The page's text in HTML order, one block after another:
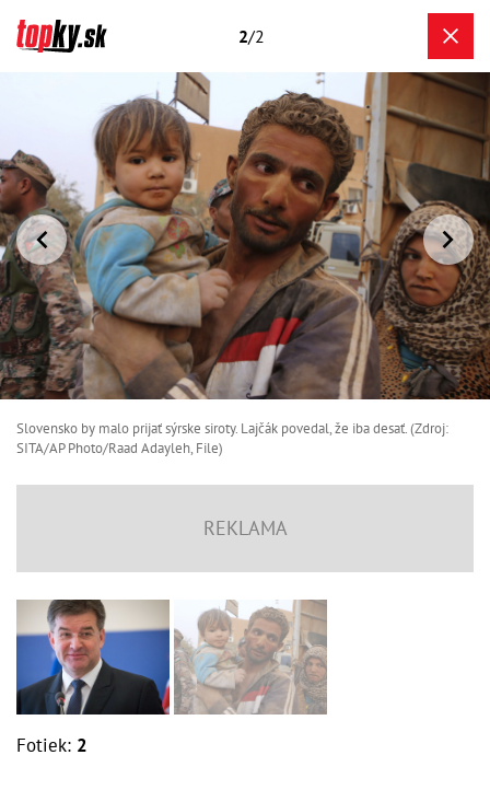
2/2
Slovensko by malo prijať sýrske siroty. Lajčák povedal, že iba desať. (Zdroj:
SITA/AP Photo/Raad Adayleh, File)
Fotiek: 2